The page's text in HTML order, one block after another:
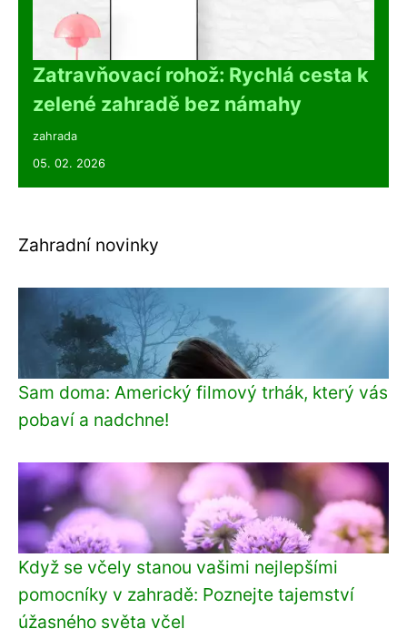
Zatravňovací rohož: Rychlá cesta k
zelené zahradě bez námahy
zahrada
05. 02. 2026
Zahradní novinky
Sam doma: Americký filmový trhák, který vás
pobaví a nadchne!
Když se včely stanou vašimi nejlepšími
pomocníky v zahradě: Poznejte tajemství
úžasného světa včel